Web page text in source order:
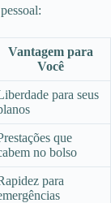
Vantagem para
Você
para seus
que
no bolso
para